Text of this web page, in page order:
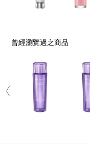
曾經瀏覽過之商品